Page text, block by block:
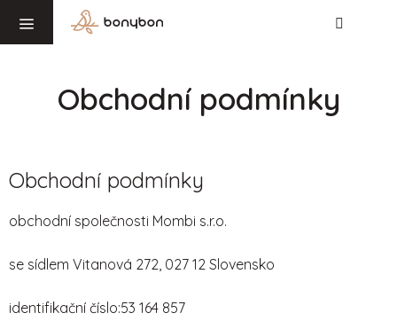
obsah
Obchodní podmínky
Obchodní podmínky
obchodní společnosti Mombi s.r.o.
se sídlem Vitanová 272, 027 12 Slovensko
identifikační číslo:53 164 857